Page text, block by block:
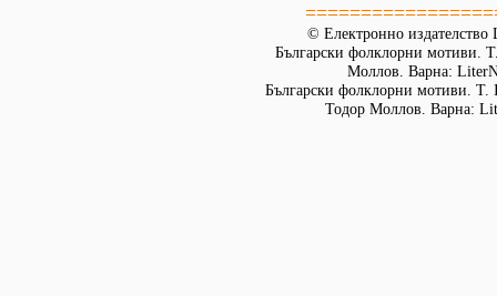
© Електронно издателство
Български фолклорни мотиви.
Моллов. Варна:
Български фолклорни мотиви.
Тодор Моллов. Варна: